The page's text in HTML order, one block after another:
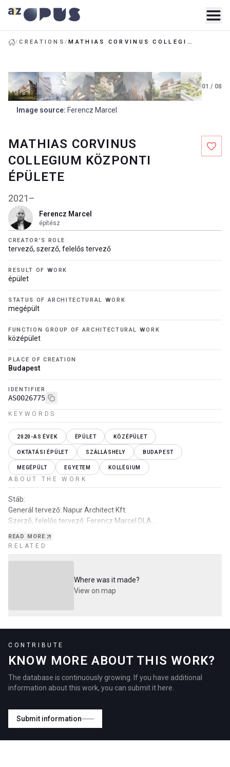
/CREATIONS/ MATHIAS CORVINUS COLLEGIUM KÖZPONTI ÉPÜLETE
MATHIAS CORVINUS
COLLEGIUM KÖZPONTI
ÉPÜLETE
2021–
Ferencz Marcel
építész
CREATOR'S ROLE
tervező, szerző, felelős tervező
RESULT OF WORK
épület
STATUS OF ARCHITECTURAL WORK
megépült
FUNCTION GROUP OF ARCHITECTURAL WORK
középület
PLACE OF CREATION
Budapest
IDENTIFIER
AS0026775
KEYWORDS
2020-AS ÉVEK ÉPÜLET KÖZÉPÜLET
OKTATÁSI ÉPÜLET SZÁLLÁSHELY BUDAPEST
MEGÉPÜLT EGYETEM KOLLÉGIUM
ABOUT THE WORK
Stáb:
Generál tervező: Napur Architect Kft.
Szerző, felelős tervező: Ferencz Marcel DLA
Projektmenedzser: Filó Gergely
Építész csapat BIM: Holyba Pál, Mészáros Márk, Balás Ger…
READ MORE
RELATED
Where was it made?
View on map
01 / 08
Image source: Ferencz Marcel
CONTRIBUTE
KNOW MORE ABOUT THIS WORK?
The database is continuously growing. If you have additional
information about this work, you can submit it here.
Submit information